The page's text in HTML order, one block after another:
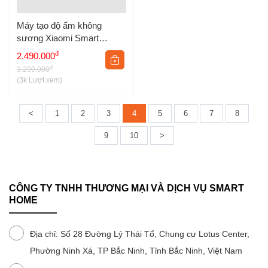
6 biện pháp bảo vệ điện như bảo vệ quá áp, quá dòng, quá điện,
tĩnh điện, ngắn mạch và quá nhiệt,… cũng được hỗ trợ giúp bảo
vệ thiết bị điện tử của bạn khỏi các sự cố bất ngờ, mà còn đảm
Thiết kế nhỏ gọn, tiết kiệm không gian
Máy tạo độ ẩm không
sương Xiaomi Smart
Evaporative Humidifier
2.490.000đ
3.290.000đ
(3k Lượt xem)
< 1 2 3 4 5 6 7 8
9 10 >
CÔNG TY TNHH THƯƠNG MẠI VÀ DỊCH VỤ SMART
HOME
Địa chỉ: Số 28 Đường Lý Thái Tổ, Chung cư Lotus Center,
Phường Ninh Xá, TP Bắc Ninh, Tỉnh Bắc Ninh, Việt Nam